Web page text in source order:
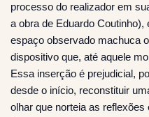
processo do realizador em
a obra de Eduardo Coutinho),
espaço observado machuca
dispositivo que, até aquele
Essa inserção é prejudicial,
desde o início, reconstituir
olhar que norteia as